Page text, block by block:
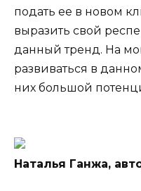
подать ее в новом
выразить свой
данный тренд. На
развиваться в
них большой
Наталья Ганжа,